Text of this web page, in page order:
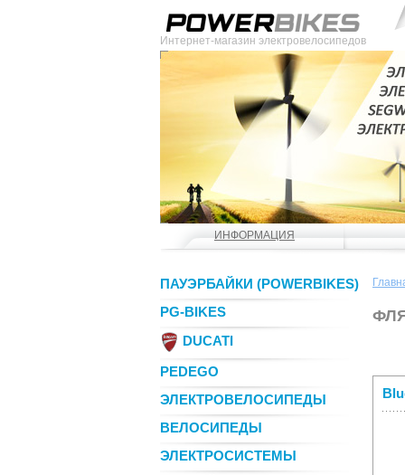
Интернет-магазин электровелосипедов
ИНФОРМАЦИЯ
ПАУЭРБАЙКИ (POWERBIKES)
PG-BIKES
DUCATI
PEDEGO
ЭЛЕКТРОВЕЛОСИПЕДЫ
ВЕЛОСИПЕДЫ
ЭЛЕКТРОСИСТЕМЫ